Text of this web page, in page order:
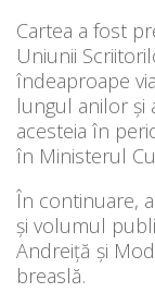
Cartea a fost
Uniunii
îndeaproape
lungul anilor și
acesteia în
în Ministerul
În continuare,
și volumul
Andreiță și
breaslă.